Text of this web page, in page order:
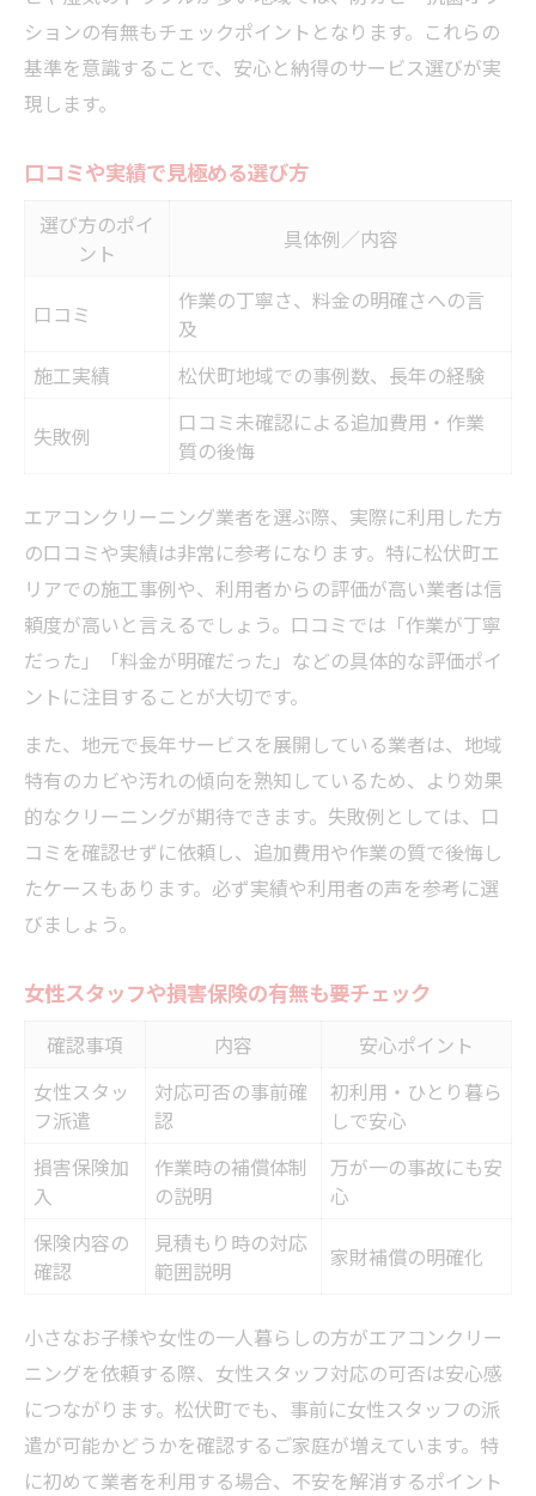
ションの有無もチェックポイントとなります。これらの
基準を意識することで、安心と納得のサービス選びが実
現します。
口コミや実績で見極める選び方
選び方のポイ
ント
具体例／内容
口コミ
作業の丁寧さ、料金の明確さへの言
及
施工実績
松伏町地域での事例数、長年の経験
失敗例
口コミ未確認による追加費用・作業
質の後悔
エアコンクリーニング業者を選ぶ際、実際に利用した方
の口コミや実績は非常に参考になります。特に松伏町エ
リアでの施工事例や、利用者からの評価が高い業者は信
頼度が高いと言えるでしょう。口コミでは「作業が丁寧
だった」「料金が明確だった」などの具体的な評価ポイ
ントに注目することが大切です。
また、地元で長年サービスを展開している業者は、地域
特有のカビや汚れの傾向を熟知しているため、より効果
的なクリーニングが期待できます。失敗例としては、口
コミを確認せずに依頼し、追加費用や作業の質で後悔し
たケースもあります。必ず実績や利用者の声を参考に選
びましょう。
女性スタッフや損害保険の有無も要チェック
確認事項 内容
安心ポイント
女性スタッ
フ派遣
対応可否の事前確
認
初利用・ひとり暮ら
しで安心
損害保険加
入
作業時の補償体制
の説明
万が一の事故にも安
心
保険内容の
確認
見積もり時の対応
範囲説明
家財補償の明確化
小さなお子様や女性の一人暮らしの方がエアコンクリー
ニングを依頼する際、女性スタッフ対応の可否は安心感
につながります。松伏町でも、事前に女性スタッフの派
遣が可能かどうかを確認するご家庭が増えています。特
に初めて業者を利用する場合、不安を解消するポイント